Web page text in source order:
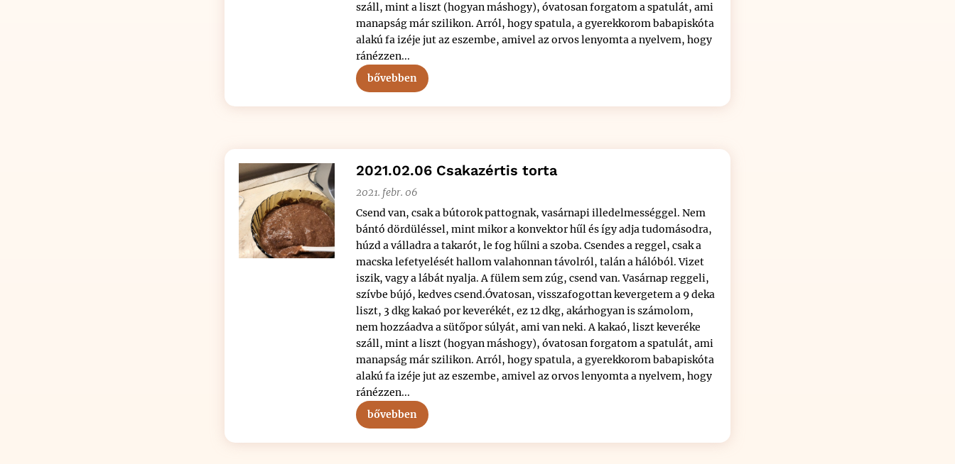
száll, mint a liszt (hogyan máshogy), óvatosan forgatom a spatulát, ami
manapság már szilikon. Arról, hogy spatula, a gyerekkorom babapiskóta
alakú fa izéje jut az eszembe, amivel az orvos lenyomta a nyelvem, hogy
ránézzen...
bővebben
2021.02.06 Csakazértis torta
2021. febr. 06
Csend van, csak a bútorok pattognak, vasárnapi illedelmességgel. Nem
bántó dördüléssel, mint mikor a konvektor hűl és így adja tudomásodra,
húzd a válladra a takarót, le fog hűlni a szoba. Csendes a reggel, csak a
macska lefetyelését hallom valahonnan távolról, talán a hálóból. Vizet
iszik, vagy a lábát nyalja. A fülem sem zúg, csend van. Vasárnap reggeli,
szívbe bújó, kedves csend.Óvatosan, visszafogottan kevergetem a 9 deka
liszt, 3 dkg kakaó por keverékét, ez 12 dkg, akárhogyan is számolom,
nem hozzáadva a sütőpor súlyát, ami van neki. A kakaó, liszt keveréke
száll, mint a liszt (hogyan máshogy), óvatosan forgatom a spatulát, ami
manapság már szilikon. Arról, hogy spatula, a gyerekkorom babapiskóta
alakú fa izéje jut az eszembe, amivel az orvos lenyomta a nyelvem, hogy
ránézzen...
bővebben